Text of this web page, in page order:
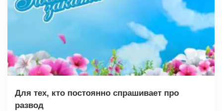
Для тех, кто постоянно спрашивает про
развод